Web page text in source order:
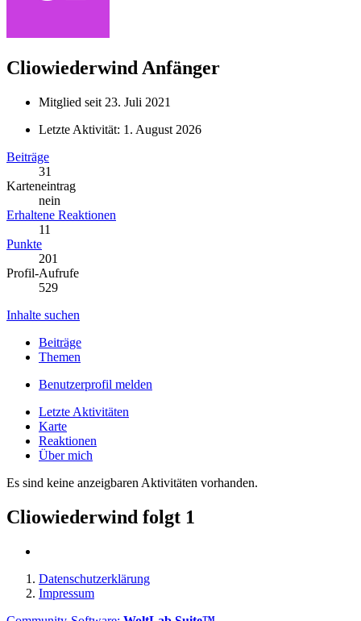
Cliowiederwind Anfänger
Mitglied seit 23. Juli 2021
Letzte Aktivität: 1. August 2026
Beiträge
31
Karteneintrag
nein
Erhaltene Reaktionen
11
Punkte
201
Profil-Aufrufe
529
Inhalte suchen
Beiträge
Themen
Benutzerprofil melden
Letzte Aktivitäten
Karte
Reaktionen
Über mich
Es sind keine anzeigbaren Aktivitäten vorhanden.
Cliowiederwind folgt 1
Datenschutzerklärung
Impressum